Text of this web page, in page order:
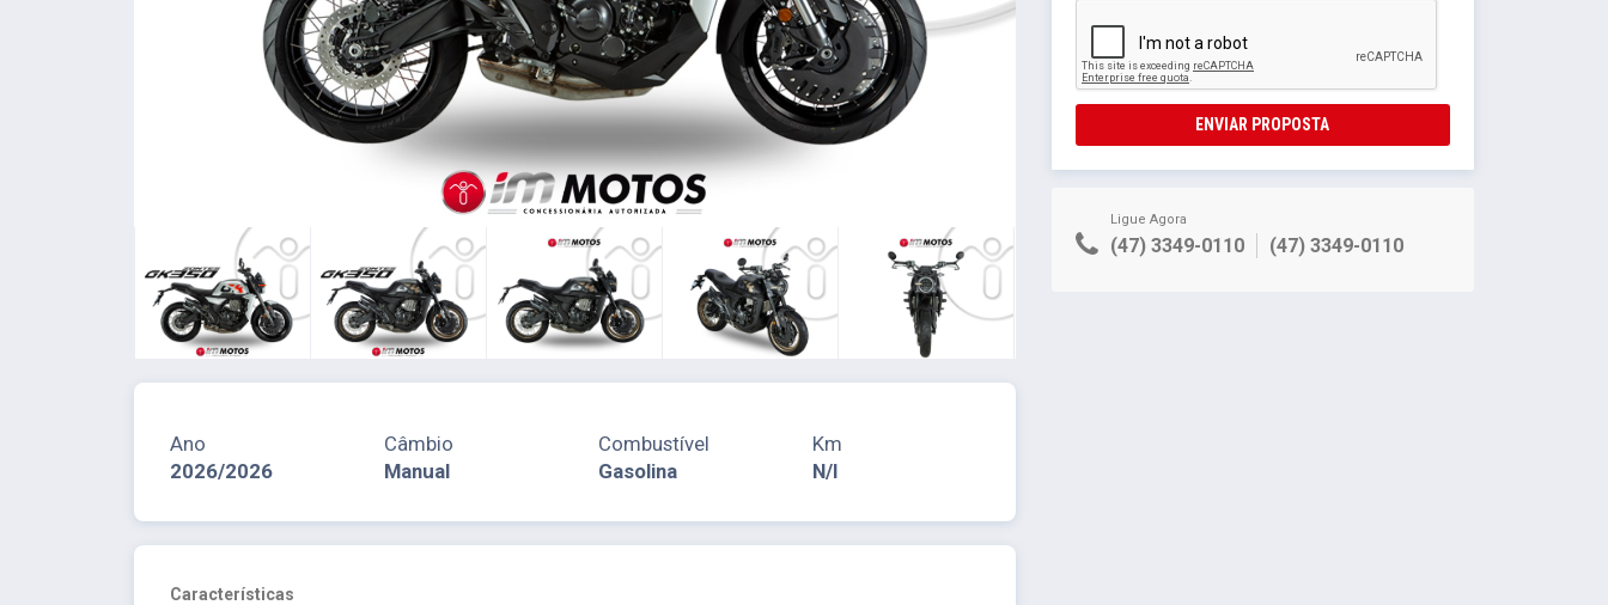
Ano
2026/2026
Câmbio
Manual
Combustível
Gasolina
Km
N/I
Características
ENVIAR PROPOSTA
Ligue Agora
(47) 3349-0110 (47) 3349-0110